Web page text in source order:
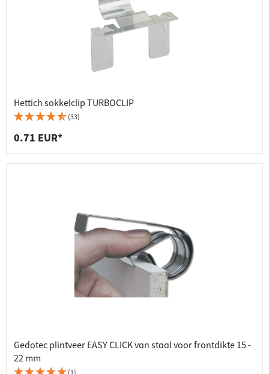
Hettich sokkelclip TURBOCLIP
(33)
0.71 EUR*
Gedotec plintveer EASY CLICK van staal voor frontdikte 15 -
22 mm